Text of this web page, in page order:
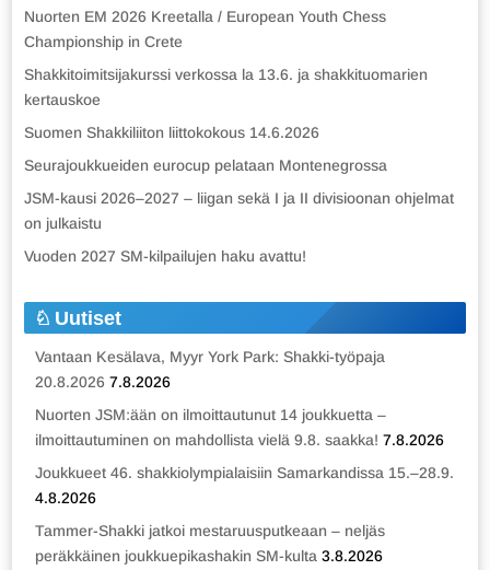
Nuorten EM 2026 Kreetalla / European Youth Chess
Championship in Crete
Shakkitoimitsijakurssi verkossa la 13.6. ja shakkituomarien
kertauskoe
Suomen Shakkiliiton liittokokous 14.6.2026
Seurajoukkueiden eurocup pelataan Montenegrossa
JSM-kausi 2026–2027 – liigan sekä I ja II divisioonan ohjelmat
on julkaistu
Vuoden 2027 SM-kilpailujen haku avattu!
Uutiset
Vantaan Kesälava, Myyr York Park: Shakki-työpaja
20.8.2026 7.8.2026
Nuorten JSM:ään on ilmoittautunut 14 joukkuetta –
ilmoittautuminen on mahdollista vielä 9.8. saakka! 7.8.2026
Joukkueet 46. shakkiolympialaisiin Samarkandissa 15.–28.9.
4.8.2026
Tammer-Shakki jatkoi mestaruusputkeaan – neljäs
peräkkäinen joukkuepikashakin SM-kulta 3.8.2026